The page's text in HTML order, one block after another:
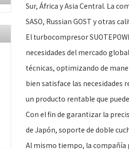
Sur, África y Asia Central. La
SASO, Russian GOST y otras
El turbocompresor
necesidades del mercado
técnicas, optimizando de
bien satisface las necesidades
un producto rentable que
Con el fin de garantizar la
de Japón, soporte de doble
Al mismo tiempo, la compañía